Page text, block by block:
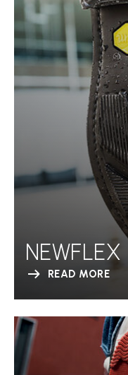
NEWFLEX
READ MORE